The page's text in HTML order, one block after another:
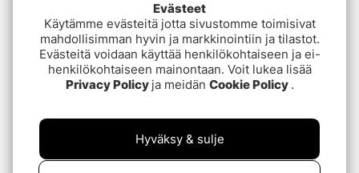
Evästeet
Käytämme evästeitä jotta sivustomme toimisivat
mahdollisimman hyvin ja markkinointiin ja tilastot.
Evästeitä voidaan käyttää henkilökohtaiseen ja ei-
henkilökohtaiseen mainontaan. Voit lukea lisää
Privacy Policy ja meidän Cookie Policy .
Hyväksy & sulje